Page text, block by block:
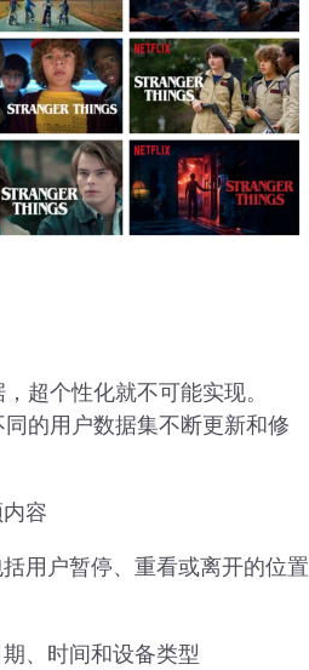
超个性化就不可能实现。
的用户数据集不断更新和修
容
用户暂停、重看或离开的位置
、时间和设备类型